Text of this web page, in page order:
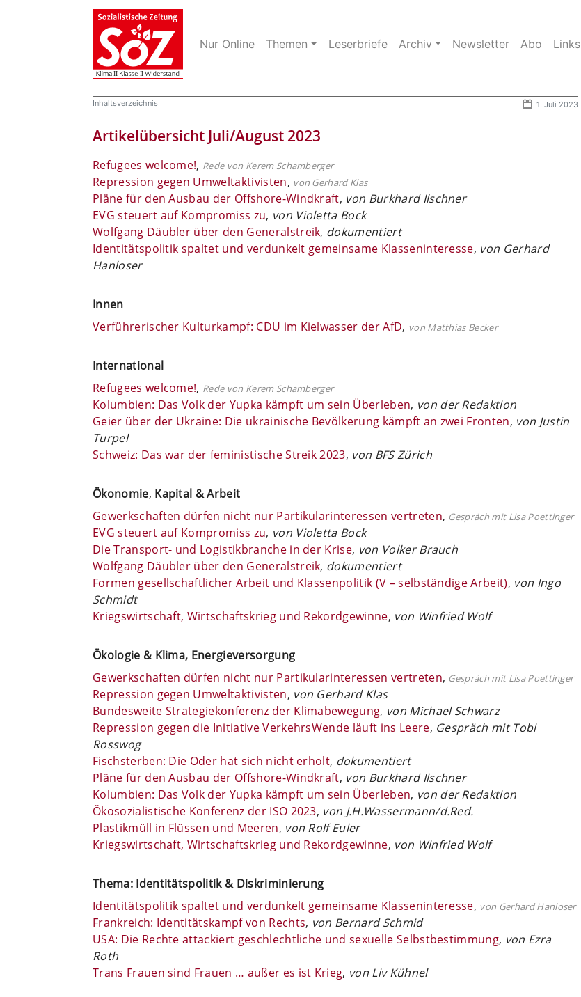
Nur Online Themen Leserbriefe Archiv Newsletter Abo Links
Inhaltsverzeichnis 1. Juli 2023
Artikelübersicht Juli/August 2023
Refugees welcome!, Rede von Kerem Schamberger
Repression gegen Umweltaktivisten, von Gerhard Klas
Pläne für den Ausbau der Offshore-Windkraft, von Burkhard Ilschner
EVG steuert auf Kompromiss zu, von Violetta Bock
Wolfgang Däubler über den Generalstreik, dokumentiert
Identitätspolitik spaltet und verdunkelt gemeinsame ­Klasseninteresse, von Gerhard
Hanloser
Innen
Verführerischer Kulturkampf: CDU im Kielwasser der AfD, von Matthias Becker
International
Refugees welcome!, Rede von Kerem Schamberger
Kolumbien: Das Volk der Yupka kämpft um sein Überleben, von der Redaktion
Geier über der Ukraine: Die ukrainische Bevölkerung kämpft an zwei Fronten, von Justin
Turpel
Schweiz: Das war der feministische Streik 2023, von BFS Zürich
Ökonomie, Kapital & Arbeit
Gewerkschaften dürfen nicht nur Partikularinteressen vertreten, Gespräch mit Lisa Poettinger
EVG steuert auf Kompromiss zu, von Violetta Bock
Die Transport- und Logistikbranche in der Krise, von Volker Brauch
Wolfgang Däubler über den Generalstreik, dokumentiert
Formen gesellschaftlicher Arbeit und Klassenpolitik (V – selbständige Arbeit), von Ingo
Schmidt
Kriegswirtschaft, Wirtschaftskrieg und Rekordgewinne, von Winfried Wolf
Ökologie & Klima, Energieversorgung
Gewerkschaften dürfen nicht nur Partikularinteressen vertreten, Gespräch mit Lisa Poettinger
Repression gegen Umweltaktivisten, von Gerhard Klas
Bundesweite Strategiekonferenz der Klimabewegung, von Michael Schwarz
Repression gegen die Initiative VerkehrsWende läuft ins Leere, Gespräch mit Tobi
Rosswog
Fischsterben: Die Oder hat sich nicht erholt, dokumentiert
Pläne für den Ausbau der Offshore-Windkraft, von Burkhard Ilschner
Kolumbien: Das Volk der Yupka kämpft um sein Überleben, von der Redaktion
Ökosozialistische Konferenz der ISO 2023, von J.H.Wassermann/d.Red.
Plastikmüll in Flüssen und Meeren, von Rolf Euler
Kriegswirtschaft, Wirtschaftskrieg und Rekordgewinne, von Winfried Wolf
Thema: Identitätspolitik & Diskriminierung
Identitätspolitik spaltet und verdunkelt gemeinsame ­Klasseninteresse, von Gerhard Hanloser
Frankreich: Identitätskampf von Rechts, von Bernard Schmid
USA: Die Rechte attackiert geschlechtliche und sexuelle Selbstbestimmung, von Ezra
Roth
Trans Frauen sind Frauen … außer es ist Krieg, von Liv Kühnel